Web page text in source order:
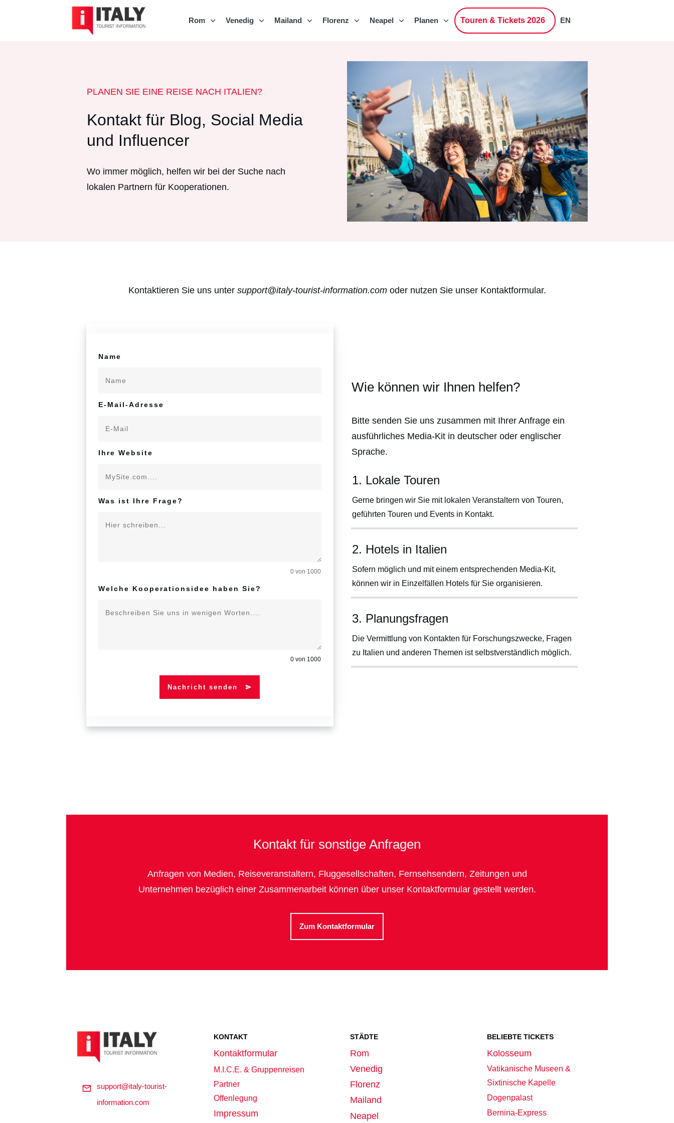
Rom Venedig Mailand Florenz Neapel Planen Touren & Tickets 2026 EN
PLANEN SIE EINE REISE NACH ITALIEN?
Kontakt für Blog, Social Media
und Influencer
Wo immer möglich, helfen wir bei der Suche nach
lokalen Partnern für Kooperationen.
Kontaktieren Sie uns unter support@italy-tourist-information.comoder nutzen Sie unser Kontaktformular.
Name
E-Mail-Adresse
Ihre Website
Was ist Ihre Frage?
0 von 1000
Welche Kooperationsidee haben Sie?
0 von 1000
Nachricht senden
Wie können wir Ihnen helfen?
Bitte senden Sie uns zusammen mit Ihrer Anfrage ein
ausführliches Media-Kit in deutscher oder englischer
Sprache.
1. Lokale Touren
Gerne bringen wir Sie mit lokalen Veranstaltern von Touren,
geführten Touren und Events in Kontakt.
2. Hotels in Italien
Sofern möglich und mit einem entsprechenden Media-Kit,
können wir in Einzelfällen Hotels für Sie organisieren.
3. Planungsfragen
Die Vermittlung von Kontakten für Forschungszwecke, Fragen
zu Italien und anderen Themen ist selbstverständlich möglich.
Kontakt für sonstige Anfragen
Anfragen von Medien, Reiseveranstaltern, Fluggesellschaften, Fernsehsendern, Zeitungen und
Unternehmen bezüglich einer Zusammenarbeit können über unser Kontaktformular gestellt werden.
Zum Kontaktformular
support@italy-tourist-
information.com
KONTAKT
Kontaktformular
M.I.C.E. & Gruppenreisen
Partner
Offenlegung
Impressum
STÄDTE
Rom
Venedig
Florenz
Mailand
Neapel
BELIEBTE TICKETS
Kolosseum
Vatikanische Museen &
Sixtinische Kapelle
Dogenpalast
Bernina-Express